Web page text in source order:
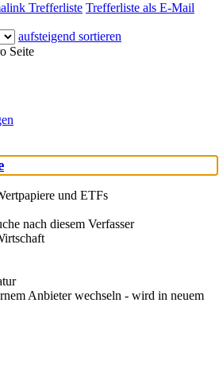
Trefferliste Trefferliste als E-Mail
aufsteigend sortieren
Seite
und ETFs
nach diesem Verfasser
Anbieter wechseln - wird in neuem